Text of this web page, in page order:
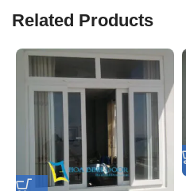
Related Products